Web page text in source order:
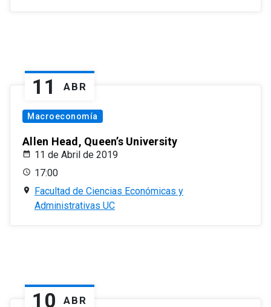
11 ABR
Macroeconomía
Allen Head, Queen’s University
11 de Abril de 2019
17:00
Facultad de Ciencias Económicas y
Administrativas UC
10 ABR